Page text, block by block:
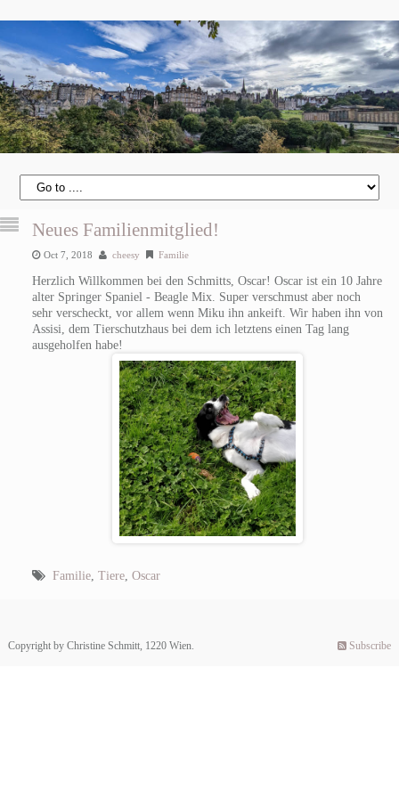
Neues Familienmitglied!
Oct 7, 2018 cheesy Familie
Herzlich Willkommen bei den Schmitts, Oscar! Oscar ist ein 10 Jahre
alter Springer Spaniel - Beagle Mix. Super verschmust aber noch
sehr verscheckt, vor allem wenn Miku ihn ankeift. Wir haben ihn von
Assisi, dem Tierschutzhaus bei dem ich letztens einen Tag lang
ausgeholfen habe!
Familie, Tiere, Oscar
Copyright by Christine Schmitt, 1220 Wien. Subscribe